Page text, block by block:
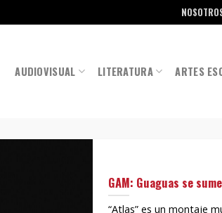
AUDIOVISUAL LITERATURA ARTES
GAM: Guaguas se
“Atlas” es un montaje